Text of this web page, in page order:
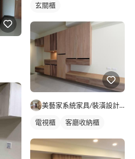
玄關櫃
美藝家系統家具/裝潢設計/統包服務
電視櫃 客廳收納櫃